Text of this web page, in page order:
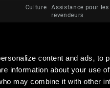
content and ads, to
information about your use
may combine it with other
Culture
Assistance pour les
revendeurs
Enregistrement du